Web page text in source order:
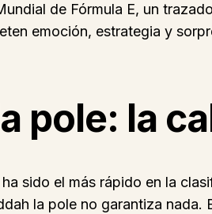
de Fórmula E, un
emoción, estrategia y
pole: la
sido el más rápido en la
la pole no garantiza